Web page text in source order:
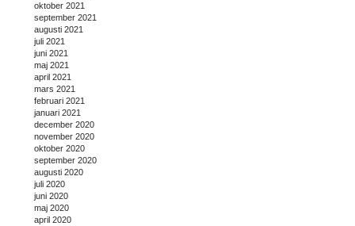
oktober 2021
september 2021
augusti 2021
juli 2021
juni 2021
maj 2021
april 2021
mars 2021
februari 2021
januari 2021
december 2020
november 2020
oktober 2020
september 2020
augusti 2020
juli 2020
juni 2020
maj 2020
april 2020